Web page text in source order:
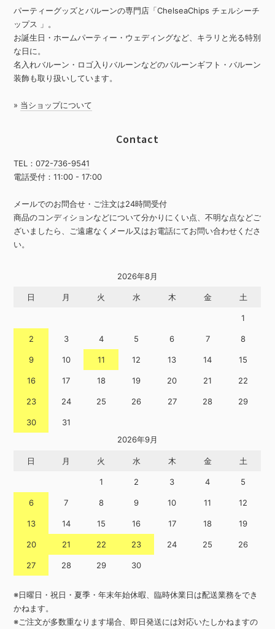
パーティーグッズとバルーンの専門店「ChelseaChips チェルシーチ
ップス 」。
お誕生日・ホームパーティー・ウェディングなど、キラリと光る特別
な日に。
名入れバルーン・ロゴ入りバルーンなどのバルーンギフト・バルーン
装飾も取り扱いしています。
» 当ショップについて
Contact
TEL：072-736-9541
電話受付：11:00 - 17:00
メールでのお問合せ・ご注文は24時間受付
商品のコンディションなどについて分かりにくい点、不明な点などご
ざいましたら、ご遠慮なくメール又はお電話にてお問い合わせくださ
い。
2026年8月
日 月 火 水 木 金 土
1
2 3 4 5 6 7 8
9 10 11 12 13 14 15
16 17 18 19 20 21 22
23 24 25 26 27 28 29
30
31
2026年9月
日 月 火 水 木 金 土
1 2 3 4 5
6 7 8 9 10 11 12
13 14 15 16 17 18 19
20 21 22 23 24 25 26
27 28 29 30
※日曜日・祝日・夏季・年末年始休暇、臨時休業日は配送業務をでき
かねます。
※ご注文が多数重なります場合、即日発送には対応いたしかねますの